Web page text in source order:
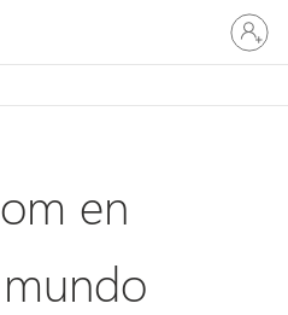
Iniciar
sesión
en
cuenta
en